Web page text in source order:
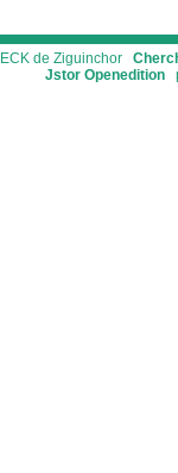
de Ziguinchor
Jstor Openedition